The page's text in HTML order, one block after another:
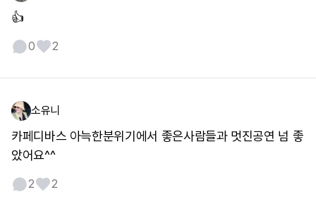
👍
0 2
소유니
카페디바스 아늑한분위기에서 좋은사람들과 멋진공연 넘 좋
았어요^^
2 2